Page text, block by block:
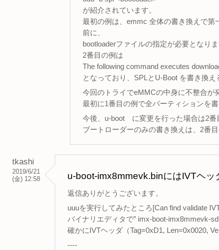
が紹介されています。
最初の例は、emmc 全体の書き換えで第
前に、
bootloaderファイルの指定が必要となり
2番目の例は
The following command executes
となっており、SPLとU-Boot を書き換
今回のトライでeMMCの中身に不整合が
最初に1番目の例で全パーティションを
今後、u-boot に変更を行った場合は2番
ブートローダーのみの書き換えは、2番
tkashi
2019/6/21
(金) 12:58
u-boot-imx8mmevk.binにはIVTヘ
返信ありがとうございます。
uuuを実行してみたところ[Can find validate
バイナリエディタで” imx-boot-imx8mmevk-
確かにIVTヘッダ（Tag=0xD1, Len=0x0020,
----